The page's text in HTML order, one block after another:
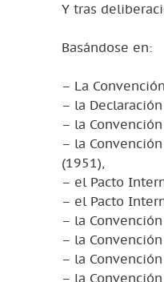
Y tras
Basándose en:
– La
– la
– la
– la
(1951),
– el Pacto
– el Pacto
– la
– la
– la
– la